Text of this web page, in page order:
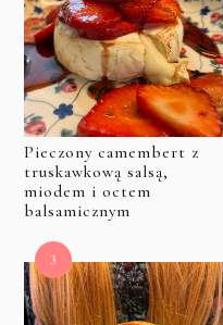
Pieczony camembert z
truskawkową salsą,
miodem i octem
balsamicznym